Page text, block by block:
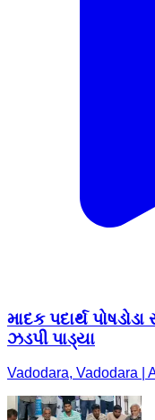
માદક પદાર્થ
ઝડપી પાડ્યા
Vadodara, Vadodara |